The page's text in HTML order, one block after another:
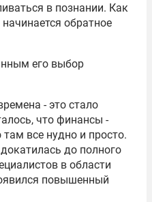
в познании. Как
обратное
его выбор
- это стало
что финансы -
все нудно и просто.
до полного
в области
повышенный